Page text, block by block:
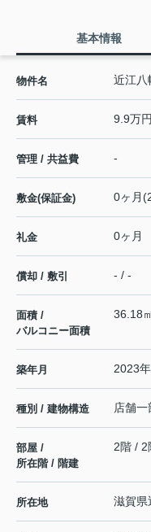
基本情報
物件名 近江八
賃料 9.9万円
管理 / 共益費 -
敷金(保証金) 0ヶ月
礼金 0ヶ月
償却 / 敷引 - / -
面積 /
バルコニー面積
36.18
築年月 2023
種別 / 建物構造 店舗
部屋 /
所在階 / 階建
2階 / 2
所在地 滋賀県